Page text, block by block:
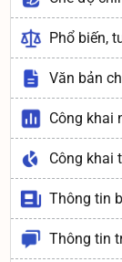
Phổ biến,
Văn bản
Công khai
Công khai
Thông tin
Thông tin